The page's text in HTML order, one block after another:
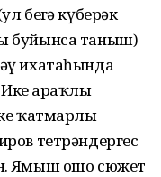
беҙгә күберәк
буйынса таныш)
ихатаһында
арҙаҡлы
ҡатмарлы
тетрәндергес
Яҙмыш ошо сюжет